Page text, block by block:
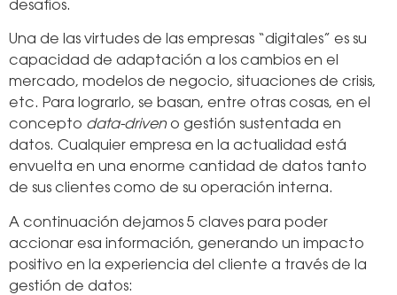
desafíos.
Una de las virtudes de las empresas “digitales” es su
capacidad de adaptación a los cambios en el
mercado, modelos de negocio, situaciones de crisis,
etc. Para lograrlo, se basan, entre otras cosas, en el
concepto data-driven o gestión sustentada en
datos. Cualquier empresa en la actualidad está
envuelta en una enorme cantidad de datos tanto
de sus clientes como de su operación interna.
A continuación dejamos 5 claves para poder
accionar esa información, generando un impacto
positivo en la experiencia del cliente a través de la
gestión de datos: